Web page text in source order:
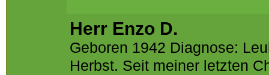
Herr Enzo D.
Geboren 1942 Diagnose:
Herbst. Seit meiner letzten